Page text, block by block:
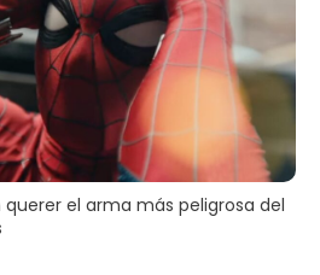
querer el arma más peligrosa del